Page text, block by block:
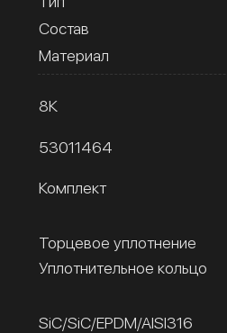
Состав
Материал
8К
53011464
Комплект
Торцевое уплотнение
Уплотнительное кольцо
SiC/SiC/EPDM/AISI316